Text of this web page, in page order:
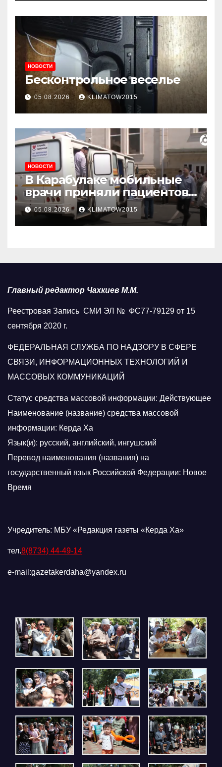
НОВОСТИ
Бесконтрольное веселье
05.08.2026 KLIMATOW2015
НОВОСТИ
В Карабулаке мобильные
врачи приняли пациентов
у стен мечети
05.08.2026 KLIMATOW2015
Главный редактор Чахкиев М.М.
Реестровая Запись СМИ ЭЛ № ФС77-79129 от 15
сентября 2020 г.
ФЕДЕРАЛЬНАЯ СЛУЖБА ПО НАДЗОРУ В СФЕРЕ
СВЯЗИ, ИНФОРМАЦИОННЫХ ТЕХНОЛОГИЙ И
МАССОВЫХ КОММУНИКАЦИЙ
Статус средства массовой информации: Действующее
Наименование (название) средства массовой
информации: Керда Ха
Язык(и): русский, английский, ингушский
Перевод наименования (названия) на
государственный язык Российской Федерации: Новое
Время
Учредитель: МБУ «Редакция газеты «Керда Ха»
тел.8(8734) 44-49-14
e-mail:gazetakerdaha@yandex.ru